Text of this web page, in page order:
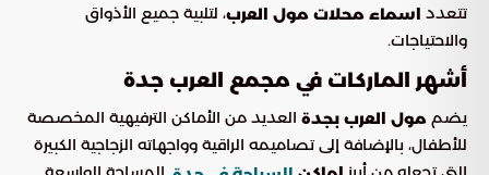
تتعدد اسماء محلات مول العرب، لتلبية جميع الأذواق
والاحتياجات.
أشهر الماركات في مجمع العرب جدة
يضم مول العرب بجدة العديد من الأماكن الترفيهية المخصصة
للأطفال، بالإضافة إلى تصاميمه الراقية وواجهاته الزجاجية الكبيرة